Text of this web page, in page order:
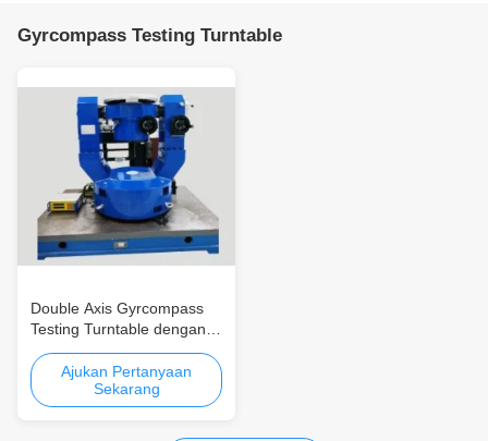
Gyrcompass Testing Turntable
Double Axis Gyrcompass
Testing Turntable dengan
Keakuratan Swing Tinggi
dan Keakuratan Tingkat
Sudut di Baja Rinsing
Ajukan Pertanyaan
Sekarang